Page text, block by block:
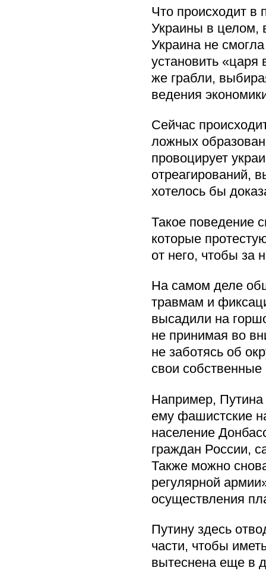
Что происходит в
Украины в целом,
Украина не
установить «царя
же грабли,
ведения
Сейчас
ложных
провоцирует
отреагирований,
хотелось бы
Такое поведение
которые
от него, чтобы за
На самом деле
травмам и
высадили на
не принимая во
не заботясь об
свои
Например, Путина
ему фашистские
население
граждан России,
Также можно
регулярной
осуществления
Путину здесь
части, чтобы
вытеснена еще в